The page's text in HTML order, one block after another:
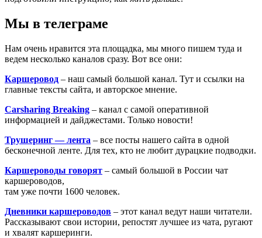
Мы в телеграме
Нам очень нравится эта площадка, мы много пишем туда и
ведем несколько каналов сразу. Вот все они:
Каршеровод – наш самый большой канал. Тут и ссылки на
главные тексты сайта, и авторское мнение.
Carsharing Breaking – канал с самой оперативной
информацией и дайджестами. Только новости!
Трушеринг — лента – все посты нашего сайта в одной
бесконечной ленте. Для тех, кто не любит дурацкие подводки.
Каршероводы говорят – самый большой в России чат
каршероводов,
там уже почти 1600 человек.
Дневники каршероводов – этот канал ведут наши читатели.
Рассказывают свои истории, репостят лучшее из чата, ругают
и хвалят каршеринги.